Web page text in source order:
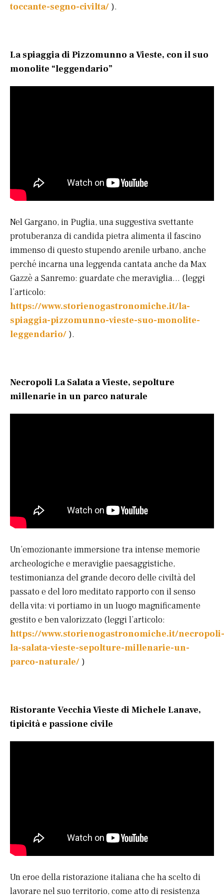
toccante-segno-civilta/ ).
La spiaggia di Pizzomunno a Vieste, con il suo
monolite “leggendario”
Nel Gargano, in Puglia, una suggestiva svettante
protuberanza di candida pietra alimenta il fascino
immenso di questo stupendo arenile urbano, anche
perché incarna una leggenda cantata anche da Max
Gazzè a Sanremo: guardate che meraviglia… (leggi
l’articolo:
https://www.storienogastronomiche.it/la-
spiaggia-pizzomunno-vieste-suo-monolite-
leggendario/ ).
Necropoli La Salata a Vieste, sepolture
millenarie in un parco naturale
Un’emozionante immersione tra intense memorie
archeologiche e meraviglie paesaggistiche,
testimonianza del grande decoro delle civiltà del
passato e del loro meditato rapporto con il senso
della vita: vi portiamo in un luogo magnificamente
gestito e ben valorizzato (leggi l’articolo:
https://www.storienogastronomiche.it/necropoli-
la-salata-vieste-sepolture-millenarie-un-
parco-naturale/ )
Ristorante Vecchia Vieste di Michele Lanave,
tipicità e passione civile
Un eroe della ristorazione italiana che ha scelto di
lavorare nel suo territorio, come atto di resistenza